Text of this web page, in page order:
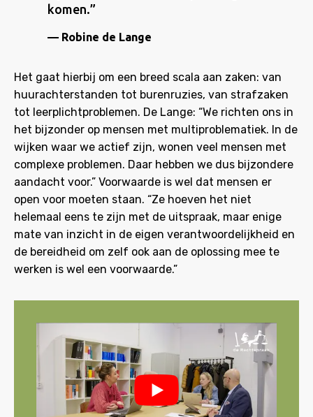
komen.”
Robine de Lange
Het gaat hierbij om een breed scala aan zaken: van
huurachterstanden tot burenruzies, van strafzaken
tot leerplichtproblemen. De Lange: “We richten ons in
het bijzonder op mensen met multiproblematiek. In de
wijken waar we actief zijn, wonen veel mensen met
complexe problemen. Daar hebben we dus bijzondere
aandacht voor.” Voorwaarde is wel dat mensen er
open voor moeten staan. “Ze hoeven het niet
helemaal eens te zijn met de uitspraak, maar enige
mate van inzicht in de eigen verantwoordelijkheid en
de bereidheid om zelf ook aan de oplossing mee te
werken is wel een voorwaarde.”